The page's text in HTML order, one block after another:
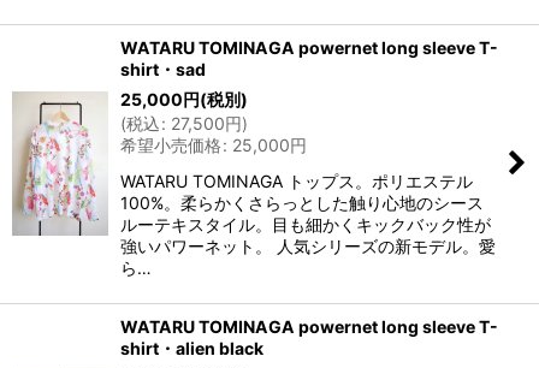
WATARU TOMINAGA powernet long sleeve T-
shirt・sad
25,000円(税別)
(税込: 27,500円)
希望小売価格: 25,000円
WATARU TOMINAGA トップス。ポリエステル
100%。柔らかくさらっとした触り心地のシース
ルーテキスタイル。目も細かくキックバック性が
強いパワーネット。 人気シリーズの新モデル。愛
ら…
WATARU TOMINAGA powernet long sleeve T-
shirt・alien black